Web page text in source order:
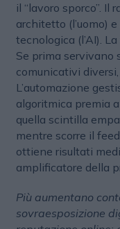
il “lavoro sporco”. Il
architetto (l’uomo)
tecnologica (l’AI).
Se prima servivano
comunicativi
L’automazione
algoritmica premia
quella scintilla
mentre scorre il
ottiene risultati
amplificatore della
Più aumentano
sovraesposizione